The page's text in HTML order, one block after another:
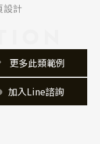
，增強資訊傳達
網站製作的高完
設計
更多此類範例
加入Line諮詢